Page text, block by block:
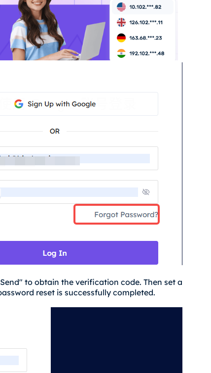
to obtain the verification code. Then set a
reset is successfully completed.